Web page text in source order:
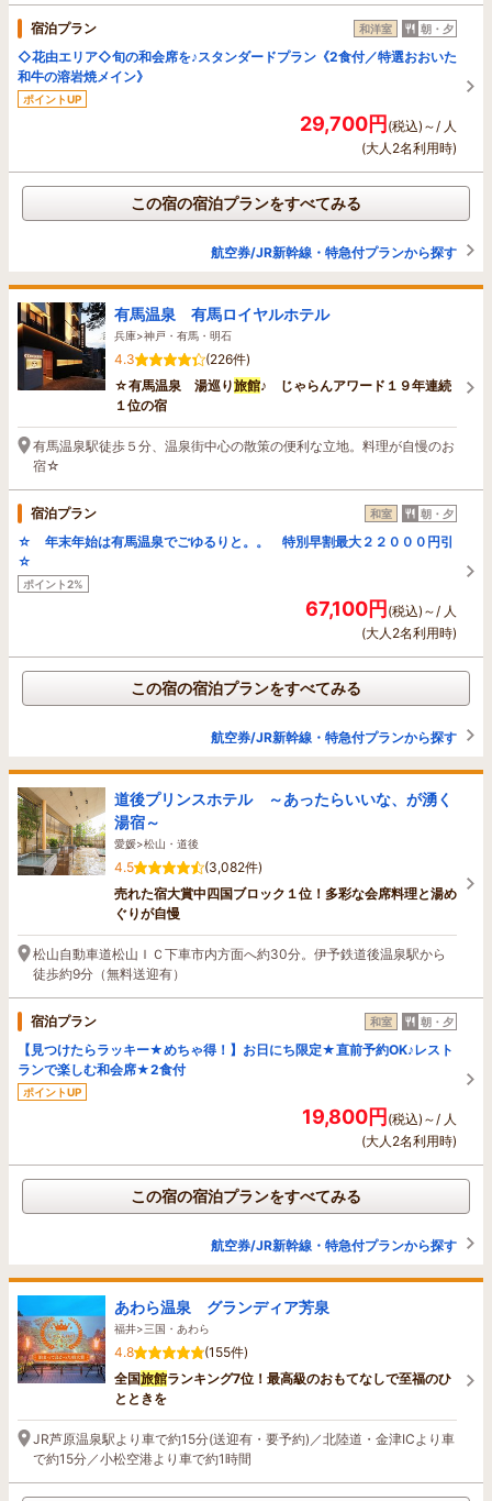
宿泊プラン 和洋室 朝・夕
◇花由エリア◇旬の和会席を♪スタンダードプラン《2食付／特選おおいた
和牛の溶岩焼メイン》
ポイントUP
29,700円(税込)～/ 人
(大人2名利用時)
この宿の宿泊プランをすべてみる
航空券/JR新幹線・特急付プランから探す
有馬温泉 有馬ロイヤルホテル
兵庫>神戸・有馬・明石
4.3
(226件)
☆有馬温泉 湯巡り旅館♪ じゃらんアワード１９年連続
１位の宿
有馬温泉駅徒歩５分、温泉街中心の散策の便利な立地。料理が自慢のお
宿☆
宿泊プラン 和室 朝・夕
☆ 年末年始は有馬温泉でごゆるりと。。 特別早割最大２２０００円引
☆
ポイント2%
67,100円(税込)～/ 人
(大人2名利用時)
この宿の宿泊プランをすべてみる
航空券/JR新幹線・特急付プランから探す
道後プリンスホテル ～あったらいいな、が湧く
湯宿～
愛媛>松山・道後
4.5
(3,082件)
売れた宿大賞中四国ブロック１位！多彩な会席料理と湯め
ぐりが自慢
松山自動車道松山ＩＣ下車市内方面へ約30分。伊予鉄道後温泉駅から
徒歩約9分（無料送迎有）
宿泊プラン 和室 朝・夕
【見つけたらラッキー★めちゃ得！】お日にち限定★直前予約OK♪レスト
ランで楽しむ和会席★2食付
ポイントUP
19,800円(税込)～/ 人
(大人2名利用時)
この宿の宿泊プランをすべてみる
航空券/JR新幹線・特急付プランから探す
あわら温泉 グランディア芳泉
福井>三国・あわら
4.8
(155件)
全国旅館ランキング7位！最高級のおもてなしで至福のひ
とときを
JR芦原温泉駅より車で約15分(送迎有・要予約)／北陸道・金津ICより車
で約15分／小松空港より車で約1時間